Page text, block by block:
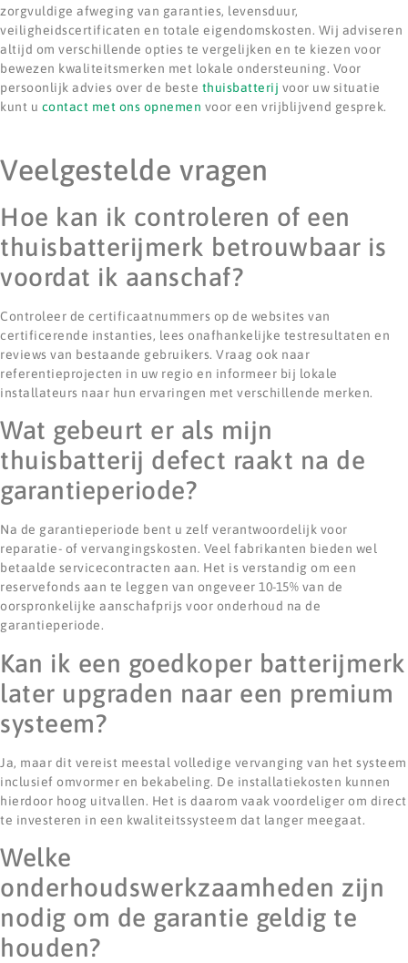
zorgvuldige afweging van garanties, levensduur,
veiligheidscertificaten en totale eigendomskosten. Wij adviseren
altijd om verschillende opties te vergelijken en te kiezen voor
bewezen kwaliteitsmerken met lokale ondersteuning. Voor
persoonlijk advies over de beste thuisbatterij voor uw situatie
kunt u contact met ons opnemen voor een vrijblijvend gesprek.
Veelgestelde vragen
Hoe kan ik controleren of een
thuisbatterijmerk betrouwbaar is
voordat ik aanschaf?
Controleer de certificaatnummers op de websites van
certificerende instanties, lees onafhankelijke testresultaten en
reviews van bestaande gebruikers. Vraag ook naar
referentieprojecten in uw regio en informeer bij lokale
installateurs naar hun ervaringen met verschillende merken.
Wat gebeurt er als mijn
thuisbatterij defect raakt na de
garantieperiode?
Na de garantieperiode bent u zelf verantwoordelijk voor
reparatie- of vervangingskosten. Veel fabrikanten bieden wel
betaalde servicecontracten aan. Het is verstandig om een
reservefonds aan te leggen van ongeveer 10-15% van de
oorspronkelijke aanschafprijs voor onderhoud na de
garantieperiode.
Kan ik een goedkoper batterijmerk
later upgraden naar een premium
systeem?
Ja, maar dit vereist meestal volledige vervanging van het systeem
inclusief omvormer en bekabeling. De installatiekosten kunnen
hierdoor hoog uitvallen. Het is daarom vaak voordeliger om direct
te investeren in een kwaliteitssysteem dat langer meegaat.
Welke
onderhoudswerkzaamheden zijn
nodig om de garantie geldig te
houden?